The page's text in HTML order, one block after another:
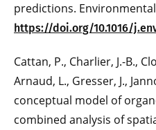
predictions.
https://doi.org/10.1016/
Cattan, P., Charlier, J.-B.,
Arnaud, L., Gresser, J.,
conceptual model of
combined analysis of